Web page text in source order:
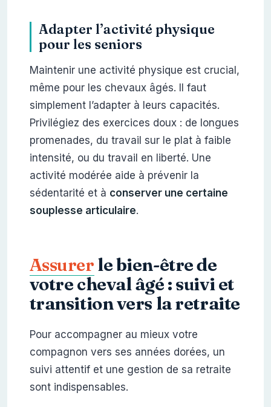
Adapter l’activité physique
pour les seniors
Maintenir une activité physique est crucial,
même pour les chevaux âgés. Il faut
simplement l’adapter à leurs capacités.
Privilégiez des exercices doux : de longues
promenades, du travail sur le plat à faible
intensité, ou du travail en liberté. Une
activité modérée aide à prévenir la
sédentarité et à conserver une certaine
souplesse articulaire.
Assurerle bien-être de
votre cheval âgé : suivi et
transition vers la retraite
Pour accompagner au mieux votre
compagnon vers ses années dorées, un
suivi attentif et une gestion de sa retraite
sont indispensables.